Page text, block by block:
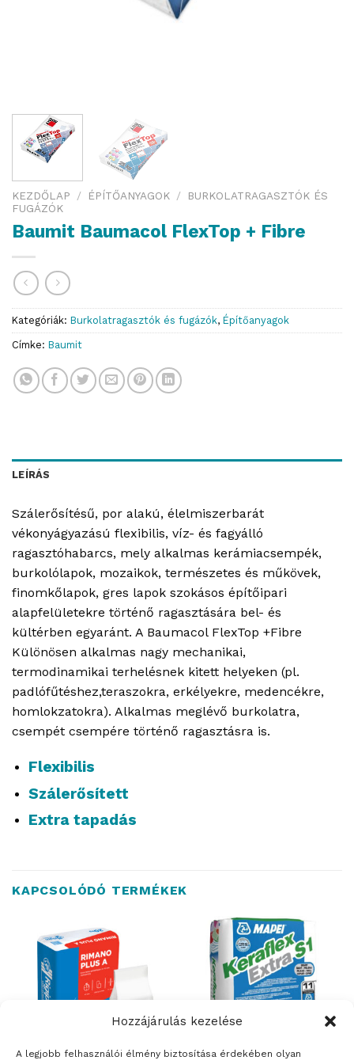
Hozzájárulás kezelése
A legjobb felhasználói élmény biztosítása érdekében olyan
KEZDŐLAP / ÉPÍTŐANYAGOK /
BURKOLATRAGASZTÓK ÉS
FUGÁZÓK
Baumit Baumacol FlexTop + Fibre
Kategóriák: Burkolatragasztók és fugázók, Építőanyagok
Címke: Baumit
LEÍRÁS
Szálerősítésű, por alakú, élelmiszerbarát
vékonyágyazású flexibilis, víz- és fagyálló
ragasztóhabarcs, mely alkalmas kerámiacsempék,
burkolólapok, mozaikok, természetes és műkövek,
finomkőlapok, gres lapok szokásos építőipari
alapfelületekre történő ragasztására bel- és
kültérben egyaránt. A Baumacol FlexTop +Fibre
Különösen alkalmas nagy mechanikai,
termodinamikai terhelésnek kitett helyeken (pl.
padlófűtéshez,teraszokra, erkélyekre, medencékre,
homlokzatokra). Alkalmas meglévő burkolatra,
csempét csempére történő ragasztásra is.
Flexibilis
Szálerősített
Extra tapadás
KAPCSOLÓDÓ TERMÉKEK